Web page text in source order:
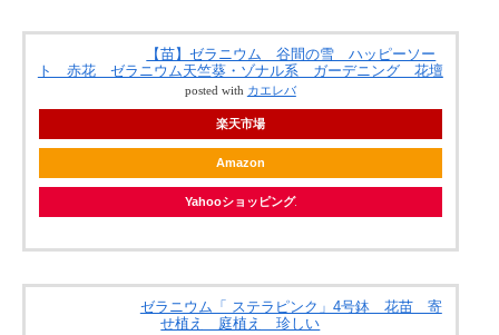
【苗】ゼラニウム 谷間の雪 ハッピーソー
ト 赤花 ゼラニウム天竺葵・ゾナル系 ガーデニング 花壇
posted with カエレバ
楽天市場
Amazon
Yahooショッピング
ゼラニウム「 ステラピンク」4号鉢 花苗 寄
せ植え 庭植え 珍しい